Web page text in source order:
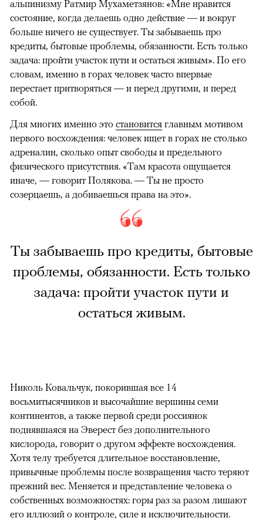
альпинизму Ратмир Мухаметзянов: «Мне нравится
состояние, когда делаешь одно действие — и вокруг
больше ничего не существует. Ты забываешь про
кредиты, бытовые проблемы, обязанности. Есть только
задача: пройти участок пути и остаться живым». По его
словам, именно в горах человек часто впервые
перестает притворяться — и перед другими, и перед
собой.
Для многих именно это становится главным мотивом
первого восхождения: человек ищет в горах не столько
адреналин, сколько опыт свободы и предельного
физического присутствия. «Там красота ощущается
иначе, — говорит Полякова. — Ты не просто
созерцаешь, а добиваешься права на это».
Ты забываешь про кредиты, бытовые
проблемы, обязанности. Есть только
задача: пройти участок пути и
остаться живым.
Николь Ковальчук, покорившая все 14
восьмитысячников и высочайшие вершины семи
континентов, а также первой среди россиянок
поднявшаяся на Эверест без дополнительного
кислорода, говорит о другом эффекте восхождения.
Хотя телу требуется длительное восстановление,
привычные проблемы после возвращения часто теряют
прежний вес. Меняется и представление человека о
собственных возможностях: горы раз за разом лишают
его иллюзий о контроле, силе и исключительности.